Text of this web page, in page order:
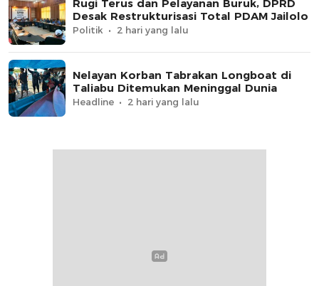
Rugi Terus dan Pelayanan Buruk, DPRD
Desak Restrukturisasi Total PDAM Jailolo
Politik 2 hari yang lalu
Nelayan Korban Tabrakan Longboat di
Taliabu Ditemukan Meninggal Dunia
Headline 2 hari yang lalu